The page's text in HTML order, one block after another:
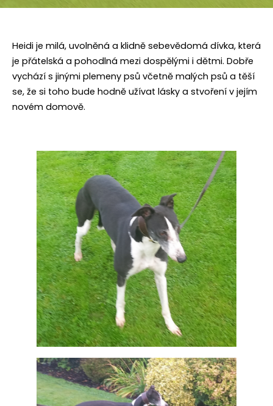
Heidi je milá, uvolněná a klidně sebevědomá dívka, která
je přátelská a pohodlná mezi dospělými i dětmi. Dobře
vychází s jinými plemeny psů včetně malých psů a těší
se, že si toho bude hodně užívat lásky a stvoření v jejím
novém domově.